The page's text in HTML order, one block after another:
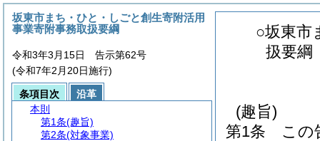
○坂東市
扱要綱
(趣旨)
第1条
この
坂東市まち・ひと・しごと創生寄附活用
事業寄附事務取扱要綱
令和3年3月15日 告示第62号
(令和7年2月20日施行)
条項目次
沿革
本則
第1条(趣旨)
第2条(対象事業)